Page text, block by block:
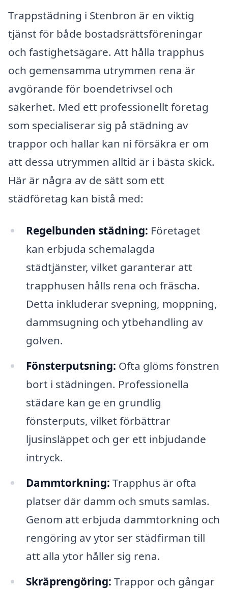
Trappstädning i Stenbron är en viktig
tjänst för både bostadsrättsföreningar
och fastighetsägare. Att hålla trapphus
och gemensamma utrymmen rena är
avgörande för boendetrivsel och
säkerhet. Med ett professionellt företag
som specialiserar sig på städning av
trappor och hallar kan ni försäkra er om
att dessa utrymmen alltid är i bästa skick.
Här är några av de sätt som ett
städföretag kan bistå med:
Regelbunden städning: Företaget
kan erbjuda schemalagda
städtjänster, vilket garanterar att
trapphusen hålls rena och fräscha.
Detta inkluderar svepning, moppning,
dammsugning och ytbehandling av
golven.
Fönsterputsning: Ofta glöms fönstren
bort i städningen. Professionella
städare kan ge en grundlig
fönsterputs, vilket förbättrar
ljusinsläppet och ger ett inbjudande
intryck.
Dammtorkning: Trapphus är ofta
platser där damm och smuts samlas.
Genom att erbjuda dammtorkning och
rengöring av ytor ser städfirman till
att alla ytor håller sig rena.
Skräprengöring: Trappor och gångar